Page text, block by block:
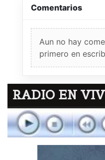
Comentarios
Aun no hay
primero en
RADIO EN